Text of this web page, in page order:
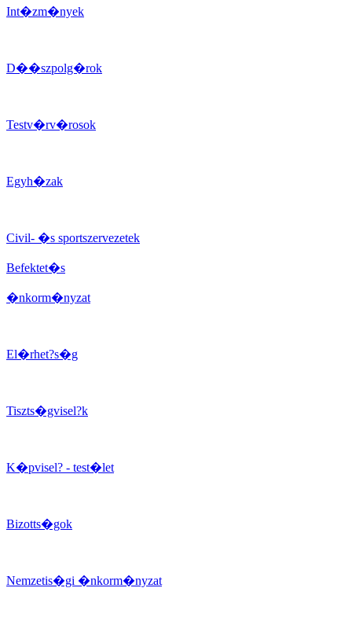
Int�zm�nyek
D��szpolg�rok
Testv�rv�rosok
Egyh�zak
Civil- �s sportszervezetek
Befektet�s
�nkorm�nyzat
El�rhet?s�g
Tiszts�gvisel?k
K�pvisel? - test�let
Bizotts�gok
Nemzetis�gi �nkorm�nyzat